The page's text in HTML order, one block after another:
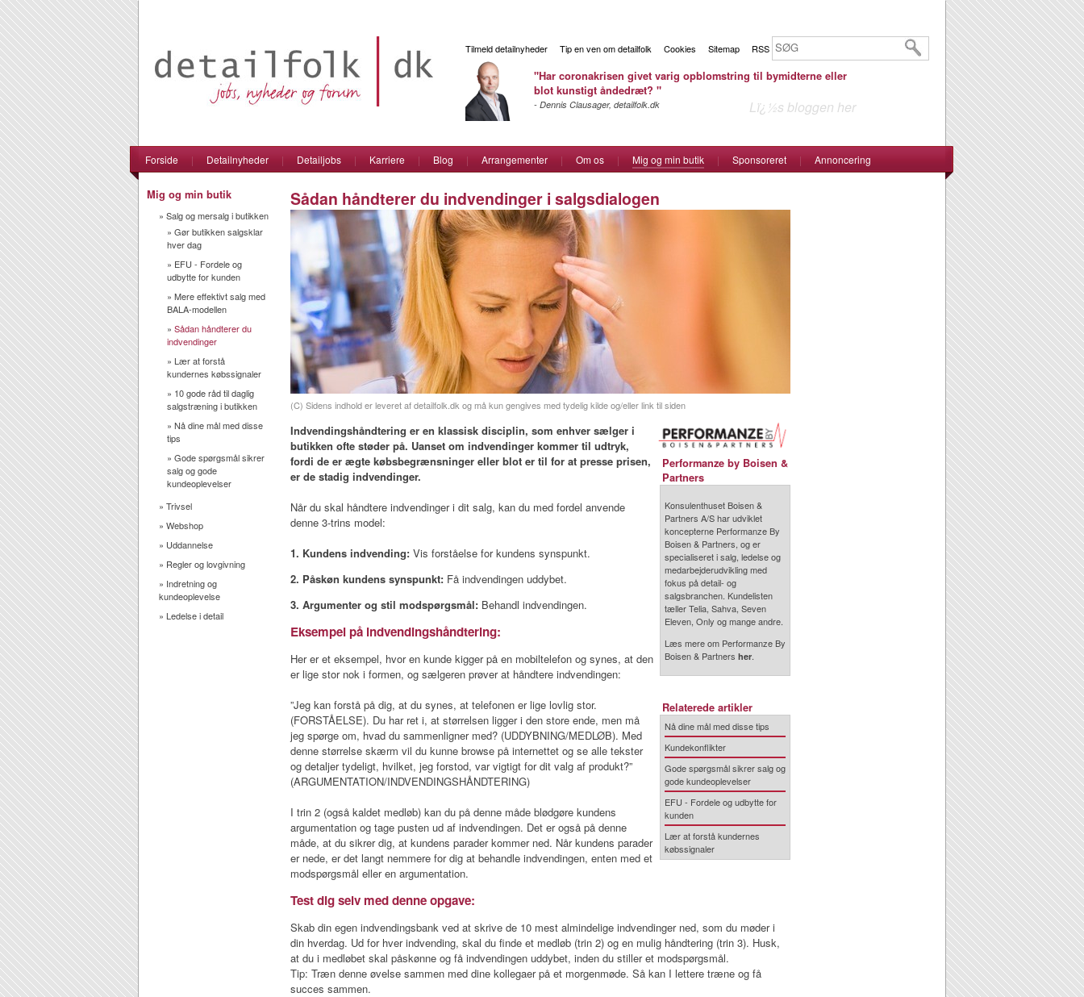
Tilmeld detailnyheder Tip en ven om detailfolk Cookies Sitemap RSS
"Har coronakrisen givet varig opblomstring til bymidterne eller
blot kunstigt åndedræt? "
- Dennis Clausager, detailfolk.dk Lï¿½s bloggen her
Forside | Detailnyheder | Detailjobs | Karriere | Blog | Arrangementer | Om os | Mig og min butik | Sponsoreret | Annoncering
Mig og min butik
» Salg og mersalg i butikken
» Gør butikken salgsklar
hver dag
» EFU - Fordele og
udbytte for kunden
» Mere effektivt salg med
BALA-modellen
» Sådan håndterer du
indvendinger
» Lær at forstå
kundernes købssignaler
» 10 gode råd til daglig
salgstræning i butikken
» Nå dine mål med disse
tips
» Gode spørgsmål sikrer
salg og gode
kundeoplevelser
» Trivsel
» Webshop
» Uddannelse
» Regler og lovgivning
» Indretning og
kundeoplevelse
» Ledelse i detail
Sådan håndterer du indvendinger i salgsdialogen
(C) Sidens indhold er leveret af detailfolk.dk og må kun gengives med tydelig kilde og/eller link til siden
Performanze by Boisen &
Partners
Konsulenthuset Boisen &
Partners A/S har udviklet
koncepterne Performanze By
Boisen & Partners, og er
specialiseret i salg, ledelse og
medarbejderudvikling med
fokus på detail- og
salgsbranchen. Kundelisten
tæller Telia, Sahva, Seven
Eleven, Only og mange andre.
Læs mere om Performanze By
Boisen & Partners her.
Relaterede artikler
Nå dine mål med disse tips
Kundekonflikter
Gode spørgsmål sikrer salg og
gode kundeoplevelser
EFU - Fordele og udbytte for
kunden
Lær at forstå kundernes
købssignaler
Indvendingshåndtering er en klassisk disciplin, som enhver sælger i
butikken ofte støder på. Uanset om indvendinger kommer til udtryk,
fordi de er ægte købsbegrænsninger eller blot er til for at presse prisen,
er de stadig indvendinger.
Når du skal håndtere indvendinger i dit salg, kan du med fordel anvende
denne 3-trins model:
1. Kundens indvending: Vis forståelse for kundens synspunkt.
2. Påskøn kundens synspunkt: Få indvendingen uddybet.
3. Argumenter og stil modspørgsmål: Behandl indvendingen.
Eksempel på indvendingshåndtering:
Her er et eksempel, hvor en kunde kigger på en mobiltelefon og synes, at den
er lige stor nok i formen, og sælgeren prøver at håndtere indvendingen:
”Jeg kan forstå på dig, at du synes, at telefonen er lige lovlig stor.
(FORSTÅELSE). Du har ret i, at størrelsen ligger i den store ende, men må
jeg spørge om, hvad du sammenligner med? (UDDYBNING/MEDLØB). Med
denne størrelse skærm vil du kunne browse på internettet og se alle tekster
og detaljer tydeligt, hvilket, jeg forstod, var vigtigt for dit valg af produkt?”
(ARGUMENTATION/INDVENDINGSHÅNDTERING)
I trin 2 (også kaldet medløb) kan du på denne måde blødgøre kundens
argumentation og tage pusten ud af indvendingen. Det er også på denne
måde, at du sikrer dig, at kundens parader kommer ned. Når kundens parader
er nede, er det langt nemmere for dig at behandle indvendingen, enten med et
modspørgsmål eller en argumentation.
Test dig selv med denne opgave:
Skab din egen indvendingsbank ved at skrive de 10 mest almindelige indvendinger ned, som du møder i
din hverdag. Ud for hver indvending, skal du finde et medløb (trin 2) og en mulig håndtering (trin 3). Husk,
at du i medløbet skal påskønne og få indvendingen uddybet, inden du stiller et modspørgsmål.
Tip: Træn denne øvelse sammen med dine kollegaer på et morgenmøde. Så kan I lettere træne og få
succes sammen.